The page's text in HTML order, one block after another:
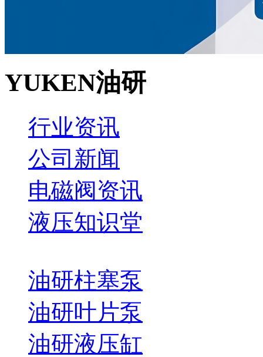
YUKEN油研
行业资讯
公司新闻
电磁阀资讯
液压知识堂
油研柱塞泵
油研叶片泵
油研液压缸